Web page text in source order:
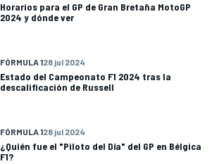
Horarios para el GP de Gran Bretaña MotoGP
2024 y dónde ver
FÓRMULA 128 jul 2024
Estado del Campeonato F1 2024 tras la
descalificación de Russell
FÓRMULA 128 jul 2024
¿Quién fue el "Piloto del Día" del GP en Bélgica
F1?